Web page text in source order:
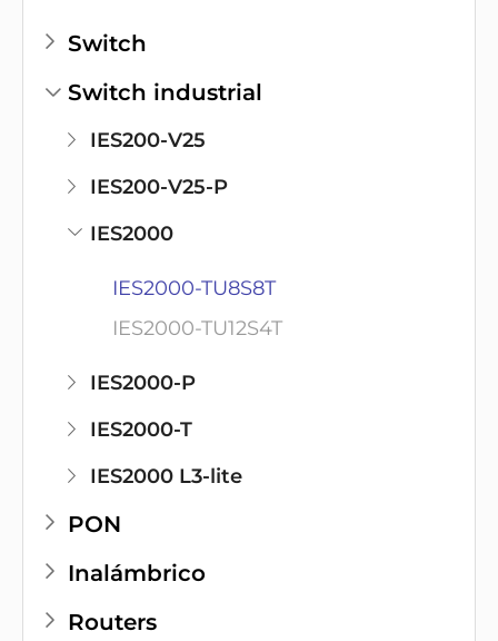
Switch
Switch industrial
IES200-V25
IES200-V25-P
IES2000
IES2000-TU8S8T
IES2000-TU12S4T
IES2000-P
IES2000-T
IES2000 L3-lite
PON
Inalámbrico
Routers